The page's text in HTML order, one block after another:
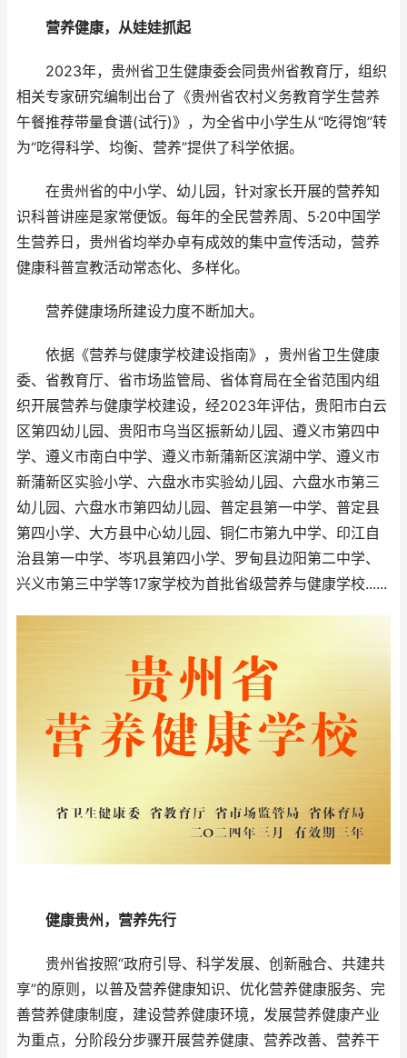
营养健康，从娃娃抓起
2023年，贵州省卫生健康委会同贵州省教育厅，组织
相关专家研究编制出台了《贵州省农村义务教育学生营养
午餐推荐带量食谱(试行)》，为全省中小学生从“吃得饱”转
为“吃得科学、均衡、营养”提供了科学依据。
在贵州省的中小学、幼儿园，针对家长开展的营养知
识科普讲座是家常便饭。每年的全民营养周、5·20中国学
生营养日，贵州省均举办卓有成效的集中宣传活动，营养
健康科普宣教活动常态化、多样化。
营养健康场所建设力度不断加大。
依据《营养与健康学校建设指南》，贵州省卫生健康
委、省教育厅、省市场监管局、省体育局在全省范围内组
织开展营养与健康学校建设，经2023年评估，贵阳市白云
区第四幼儿园、贵阳市乌当区振新幼儿园、遵义市第四中
学、遵义市南白中学、遵义市新蒲新区滨湖中学、遵义市
新蒲新区实验小学、六盘水市实验幼儿园、六盘水市第三
幼儿园、六盘水市第四幼儿园、普定县第一中学、普定县
第四小学、大方县中心幼儿园、铜仁市第九中学、印江自
治县第一中学、岑巩县第四小学、罗甸县边阳第二中学、
兴义市第三中学等17家学校为首批省级营养与健康学校......
健康贵州，营养先行
贵州省按照“政府引导、科学发展、创新融合、共建共
享”的原则，以普及营养健康知识、优化营养健康服务、完
善营养健康制度，建设营养健康环境，发展营养健康产业
为重点，分阶段分步骤开展营养健康、营养改善、营养干